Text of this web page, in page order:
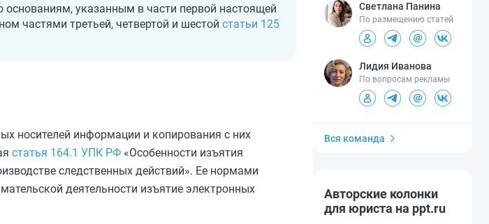
основаниям, указанным в части первой настоящей
частями третьей, четвертой и шестой статьи 125
носителей информации и копирования с них
статья 164.1 УПК РФ «Особенности изъятия
следственных действий». Ее нормами
деятельности изъятие электронных
Светлана Панина
По размещению статей
Лидия Иванова
По вопросам рекламы
Вся команда
Авторские колонки
для юриста на ppt.ru